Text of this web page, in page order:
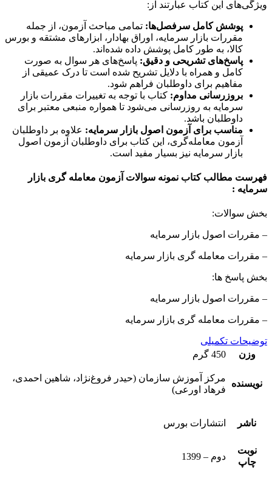
ویژگی‌های این کتاب عبارتند از:
پوشش کامل سرفصل‌ها: تمامی مباحث آزمون، از جمله
مقررات بازار سرمایه، اوراق بهادار، ابزارهای مشتقه و بورس
کالا، به طور کامل پوشش داده شده‌اند.
پاسخ‌های تشریحی و دقیق: پاسخ‌های هر سوال به صورت
کامل و همراه با دلایل تشریح شده است تا درک عمیقی از
مفاهیم برای داوطلبان فراهم شود.
بروزرسانی مداوم: کتاب با توجه به تغییرات مقررات بازار
سرمایه به روزرسانی می‌شود تا همواره منبعی معتبر برای
داوطلبان باشد.
مناسب برای آزمون اصول بازار سرمایه: علاوه بر داوطلبان
آزمون معامله‌گری، این کتاب برای داوطلبان آزمون اصول
بازار سرمایه نیز بسیار مفید است.
فهرست مطالب کتاب نمونه سوالات آزمون معامله گری بازار
سرمایه :
بخش سوالات:
– مقررات اصول بازار سرمایه
– مقررات معامله گری بازار سرمایه
بخش پاسخ ها:
– مقررات اصول بازار سرمایه
– مقررات معامله گری بازار سرمایه
توضیحات تکمیلی
وزن
450 گرم
نویسنده
مرکز آموزش سازمان (حیدر فروغ‌نژاد، شاهین احمدی،
فرهاد اورعی)
ناشر انتشارات بورس
نوبت
چاپ
دوم – 1399